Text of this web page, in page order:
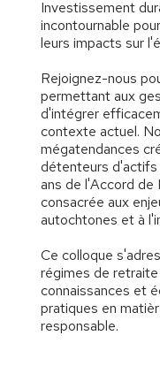
Investissement
incontournable
leurs impacts sur
Rejoignez-nous
permettant aux
d'intégrer
contexte actuel.
mégatendances
détenteurs d'actifs
ans de l'Accord de
consacrée aux
autochtones et à
Ce colloque
régimes de
connaissances et
pratiques en
responsable.